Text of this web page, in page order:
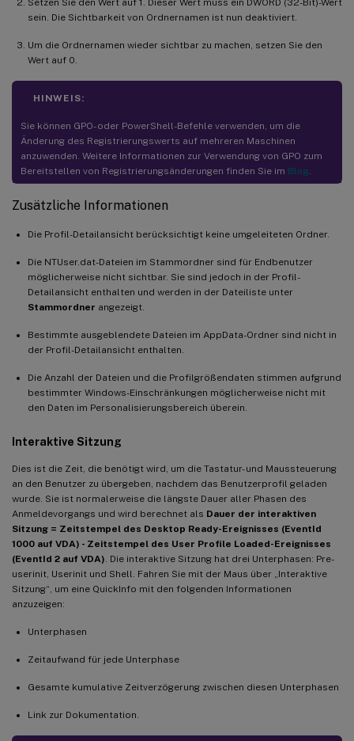
sein. Die Sichtbarkeit von Ordnernamen ist nun deaktiviert.
Um die Ordnernamen wieder sichtbar zu machen, setzen Sie den
Wert auf 0.
HINWEIS:
Sie können GPO- oder PowerShell-Befehle verwenden, um die
Änderung des Registrierungswerts auf mehreren Maschinen
anzuwenden. Weitere Informationen zur Verwendung von GPO zum
Bereitstellen von Registrierungsänderungen finden Sie im Blog
Zusätzliche Informationen
Die Profil-Detailansicht berücksichtigt keine umgeleiteten Ordner.
Die NTUser.dat-Dateien im Stammordner sind für Endbenutzer
möglicherweise nicht sichtbar. Sie sind jedoch in der Profil-
Detailansicht enthalten und werden in der Dateiliste unter
Stammordner angezeigt.
Bestimmte ausgeblendete Dateien im AppData-Ordner sind nicht in
der Profil-Detailansicht enthalten.
Die Anzahl der Dateien und die Profilgrößendaten stimmen aufgrund
bestimmter Windows-Einschränkungen möglicherweise nicht mit
den Daten im Personalisierungsbereich überein.
Interaktive Sitzung
Dies ist die Zeit, die benötigt wird, um die Tastatur- und Maussteuerung
an den Benutzer zu übergeben, nachdem das Benutzerprofil geladen
wurde. Sie ist normalerweise die längste Dauer aller Phasen des
Anmeldevorgangs und wird berechnet als Dauer der interaktiven
Sitzung = Zeitstempel des Desktop Ready-Ereignisses (EventId
1000 auf VDA) - Zeitstempel des User Profile Loaded-Ereignisses
(EventId 2 auf VDA) . Die interaktive Sitzung hat drei Unterphasen: Pre-
userinit, Userinit und Shell. Fahren Sie mit der Maus über „Interaktive
Sitzung“, um eine QuickInfo mit den folgenden Informationen
anzuzeigen:
Unterphasen
Zeitaufwand für jede Unterphase
Gesamte kumulative Zeitverzögerung zwischen diesen Unterphasen
Link zur Dokumentation.